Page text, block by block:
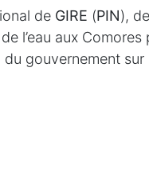
de GIRE (PIN),
l’eau aux Comores
gouvernement sur